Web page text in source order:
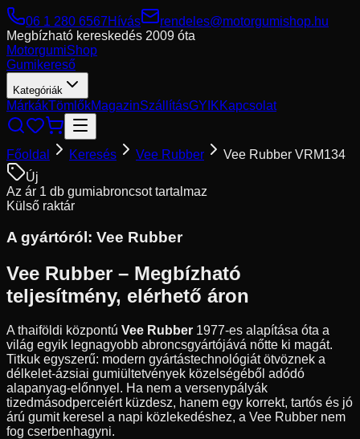
06 1 280 6567Hívás
rendeles@motorgumishop.hu
Megbízható kereskedés 2009 óta
MotorgumiShop
Gumikereső
Kategóriák
MárkákTömlőkMagazinSzállításGYIKKapcsolat
Főoldal Keresés Vee Rubber
Vee Rubber VRM134
Új
Az ár 1 db gumiabroncsot tartalmaz
Külső raktár
A gyártóról: Vee Rubber
Vee Rubber – Megbízható
teljesítmény, elérhető áron
A thaiföldi központú Vee Rubber 1977-es alapítása óta a
világ egyik legnagyobb abroncsgyártójává nőtte ki magát.
Titkuk egyszerű: modern gyártástechnológiát ötvöznek a
délkelet-ázsiai gumiültetvények közelségéből adódó
alapanyag-előnnyel. Ha nem a versenypályák
tizedmásodperceiért küzdesz, hanem egy korrekt, tartós és jó
árú gumit keresel a napi közlekedéshez, a Vee Rubber nem
fog cserbenhagyni.